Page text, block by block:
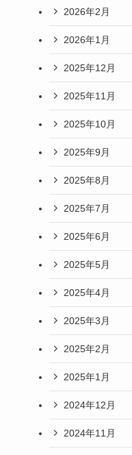
2026年2月
2026年1月
2025年12月
2025年11月
2025年10月
2025年9月
2025年8月
2025年7月
2025年6月
2025年5月
2025年4月
2025年3月
2025年2月
2025年1月
2024年12月
2024年11月